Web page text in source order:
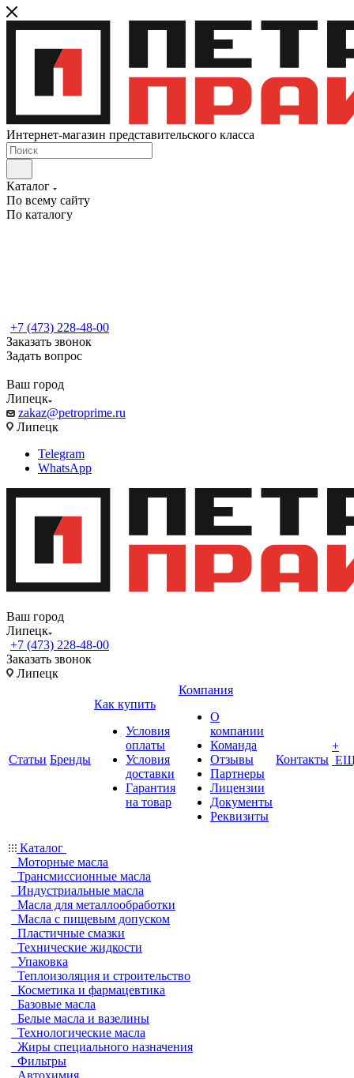
Интернет-магазин представительского класса
Каталог
По всему сайту
По каталогу
+7 (473) 228-48-00
Заказать звонок
Задать вопрос
Ваш город
Липецк
zakaz@petroprime.ru
Липецк
Telegram
WhatsApp
Ваш город
Липецк
+7 (473) 228-48-00
Заказать звонок
Липецк
Статьи Бренды
Как купить
Условия
оплаты
Условия
доставки
Гарантия
на товар
Компания
О
компании
Команда
Отзывы
Партнеры
Лицензии
Документы
Реквизиты
Контакты
+
Каталог
Моторные масла
Трансмиссионные масла
Индустриальные масла
Масла для металлообработки
Масла с пищевым допуском
Пластичные смазки
Технические жидкости
Упаковка
Теплоизоляция и строительство
Косметика и фармацевтика
Базовые масла
Белые масла и вазелины
Технологические масла
Жиры специального назначения
Фильтры
Автохимия